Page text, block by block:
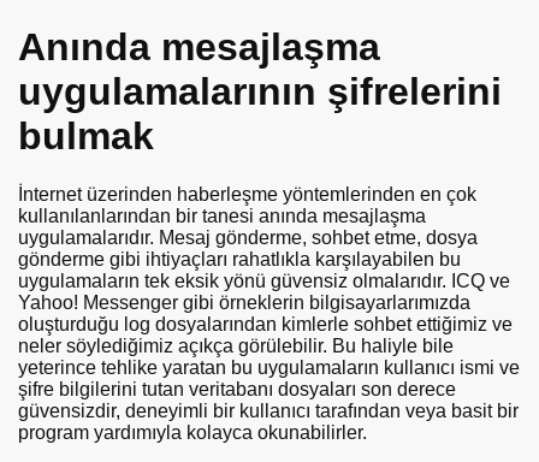
Anında mesajlaşma
uygulamalarının şifrelerini
bulmak
İnternet üzerinden haberleşme yöntemlerinden en çok
kullanılanlarından bir tanesi anında mesajlaşma
uygulamalarıdır. Mesaj gönderme, sohbet etme, dosya
gönderme gibi ihtiyaçları rahatlıkla karşılayabilen bu
uygulamaların tek eksik yönü güvensiz olmalarıdır. ICQ ve
Yahoo! Messenger gibi örneklerin bilgisayarlarımızda
oluşturduğu log dosyalarından kimlerle sohbet ettiğimiz ve
neler söylediğimiz açıkça görülebilir. Bu haliyle bile
yeterince tehlike yaratan bu uygulamaların kullanıcı ismi ve
şifre bilgilerini tutan veritabanı dosyaları son derece
güvensizdir, deneyimli bir kullanıcı tarafından veya basit bir
program yardımıyla kolayca okunabilirler.